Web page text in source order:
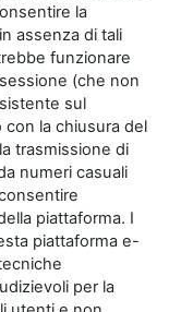
la
assenza di tali
funzionare
(che non
sul
la chiusura del
trasmissione di
numeri casuali
piattaforma. I
piattaforma e-
per la